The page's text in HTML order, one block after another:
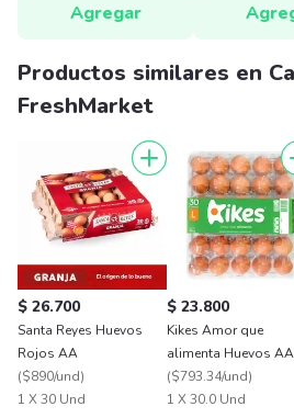
Agregar
Productos similares en
FreshMarket
$ 26.700
Santa Reyes Huevos
Rojos AA
($890/und)
1 X 30 Und
$ 23.800
Kikes Amor que
alimenta Huevos AA
Rojos L
($793.34/und)
1 X 30.0 Und